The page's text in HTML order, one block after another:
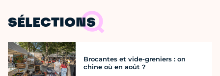
SÉLECTIONS
Brocantes et vide-greniers : on
chine où en août ?